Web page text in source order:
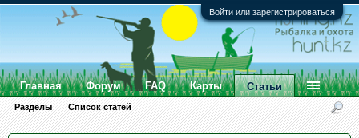
Войти или зарегистрироваться
Главная Форум FAQ Карты Статьи
Разделы Список статей